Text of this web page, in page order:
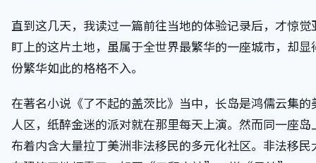
直到这几天，我读过一篇前往当地的体验记录后，才惊觉
盯上的这片土地，虽属于全世界最繁华的一座城市，却显
份繁华如此的格格不入。
在著名小说《了不起的盖茨比》当中，长岛是鸿儒云集的
人区，纸醉金迷的派对就在那里每天上演。然而同一座岛
布着内含大量拉丁美洲非法移民的多元化社区。非法移民